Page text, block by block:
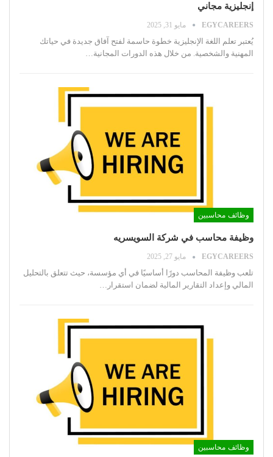
إنجليزية مجاني
EGYCAREERS مايو 31, 2025
يُعتبر تعلم اللغة الإنجليزية خطوة حاسمة لفتح آفاق جديدة في حياتك
المهنية والشخصية. من خلال هذه الدورات المجانية
وظائف محاسبين
وظيفة محاسب في شركة السويسريه
EGYCAREERS مايو 27, 2025
تلعب وظيفة المحاسب دورًا أساسيًا في أي مؤسسة، حيث تتعلق بالتحليل
المالي وإعداد التقارير المالية لضمان استقرار …
وظائف محاسبين